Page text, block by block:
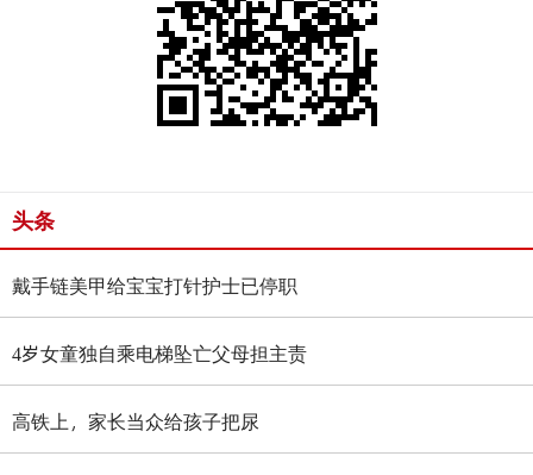
头条
戴手链美甲给宝宝打针护士已停职
4岁女童独自乘电梯坠亡父母担主责
高铁上，家长当众给孩子把尿